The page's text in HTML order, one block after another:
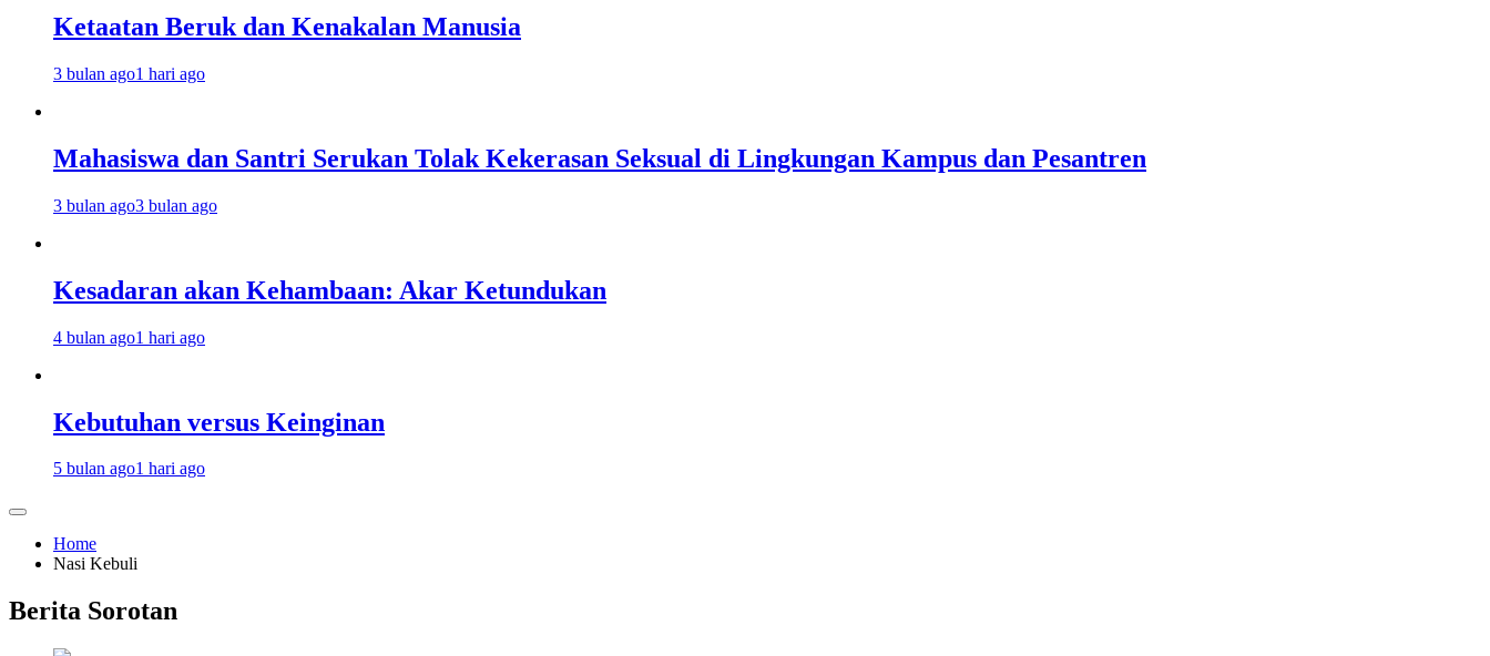
Ketaatan Beruk dan Kenakalan Manusia
3 bulan ago1 hari ago
Mahasiswa dan Santri Serukan Tolak Kekerasan Seksual di Lingkungan Kampus dan Pesantren
3 bulan ago3 bulan ago
Kesadaran akan Kehambaan: Akar Ketundukan
4 bulan ago1 hari ago
Kebutuhan versus Keinginan
5 bulan ago1 hari ago
Home
Nasi Kebuli
Berita Sorotan